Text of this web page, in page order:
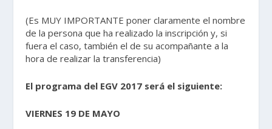
(Es MUY IMPORTANTE poner claramente el nombre
de la persona que ha realizado la inscripción y, si
fuera el caso, también el de su acompañante a la
hora de realizar la transferencia)
El programa del EGV 2017 será el siguiente:
VIERNES 19 DE MAYO